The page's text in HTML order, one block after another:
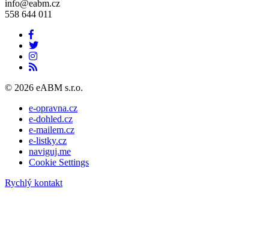
info@eabm.cz
558 644 011
© 2026 eABM s.r.o.
e-opravna.cz
e-dohled.cz
e-mailem.cz
e-listky.cz
naviguj.me
Cookie Settings
Rychlý kontakt